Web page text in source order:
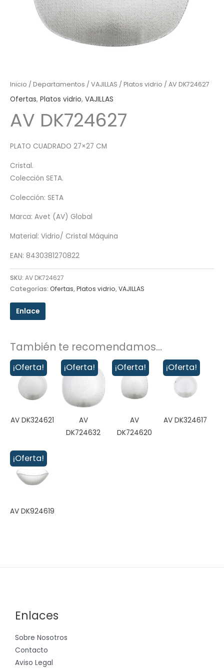
Inicio / Departamentos / VAJILLAS / Platos vidrio / AV DK724627
Ofertas, Platos vidrio, VAJILLAS
AV DK724627
PLATO CUADRADO 27×27 CM
Cristal.
Colección SETA.
Colección: SETA
Marca: Avet (AV) Global
Material: Vidrio/ Cristal Máquina
EAN: 8430381270822
SKU: AV DK724627
Categorías: Ofertas,Platos vidrio,VAJILLAS
Enlace
También te recomendamos…
¡Oferta!
AV DK324621
¡Oferta!
AV
DK724632
¡Oferta!
AV
DK724620
¡Oferta!
AV DK324617
¡Oferta!
AV DK924619
Enlaces
Sobre Nosotros
Contacto
Aviso Legal